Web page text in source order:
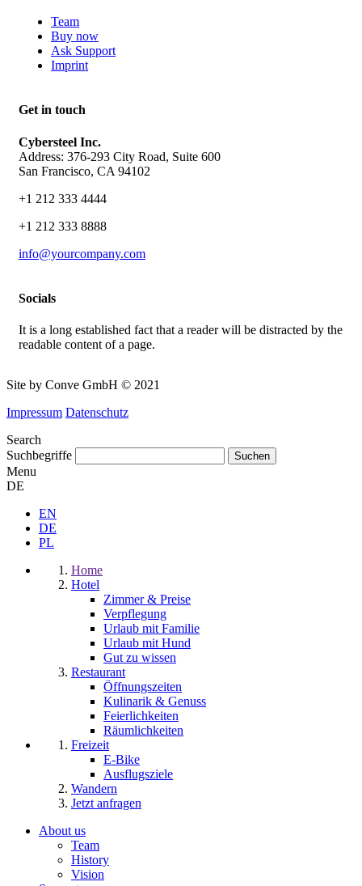
Team
Buy now
Ask Support
Imprint
Get in touch
Cybersteel Inc.
Address: 376-293 City Road, Suite 600
San Francisco, CA 94102
+1 212 333 4444
+1 212 333 8888
info@yourcompany.com
Socials
It is a long established fact that a reader will be distracted by the
readable content of a page.
Site by Conve GmbH © 2021
Impressum Datenschutz
Search
Suchbegriffe
Menu
DE
EN
DE
PL
Home
Hotel
Zimmer & Preise
Verpflegung
Urlaub mit Familie
Urlaub mit Hund
Gut zu wissen
Restaurant
Öffnungszeiten
Kulinarik & Genuss
Feierlichkeiten
Räumlichkeiten
Freizeit
E-Bike
Ausflugsziele
Wandern
Jetzt anfragen
About us
Team
History
Vision